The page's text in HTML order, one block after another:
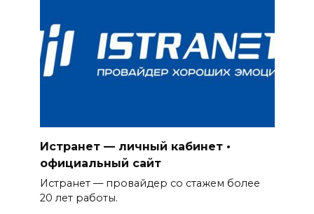
Истранет — личный кабинет •
официальный сайт
Истранет — провайдер со стажем более
20 лет работы.